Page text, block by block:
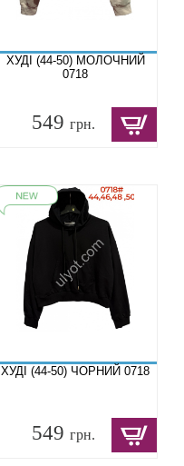
ХУДІ (44-50) МОЛОЧНИЙ
0718
549грн.
ХУДІ (44-50) ЧОРНИЙ 0718
549грн.